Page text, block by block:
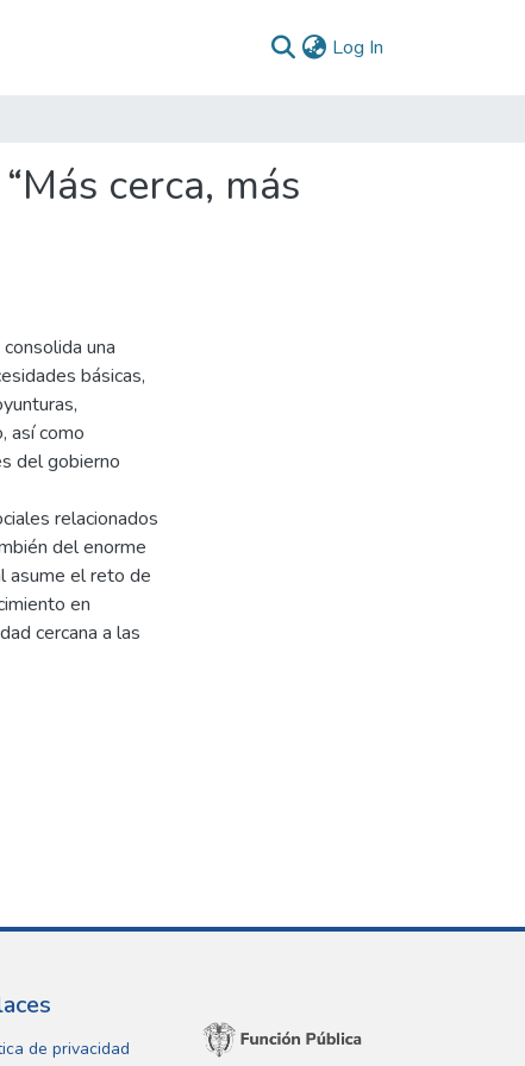
Log In
cerca, más
una
básicas,
así como
del gobierno
relacionados
del enorme
asume el reto de
en
cercana a las
de privacidad